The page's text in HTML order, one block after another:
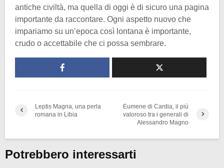
antiche civiltà, ma quella di oggi è di sicuro una pagina
importante da raccontare. Ogni aspetto nuovo che
impariamo su un’epoca così lontana è importante,
crudo o accettabile che ci possa sembrare.
Leptis Magna, una perla
romana in Libia
Eumene di Cardia, il più
valoroso tra i generali di
Alessandro Magno
Potrebbero interessarti